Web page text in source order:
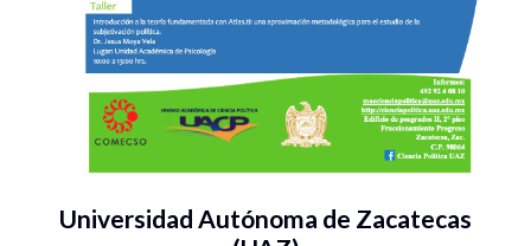
Universidad Autónoma de Zacatecas